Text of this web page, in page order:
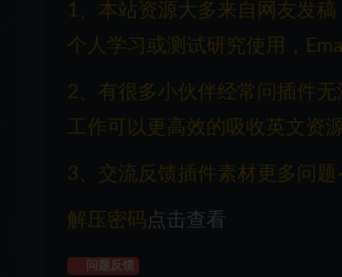
1、本站资源大多来自网友发
个人学习或测试研究使用，
2、有很多小伙伴经常问插件
工作可以更高效的吸收英文资
3、交流反馈插件素材更多问
解压密码 点击查看
问题反馈